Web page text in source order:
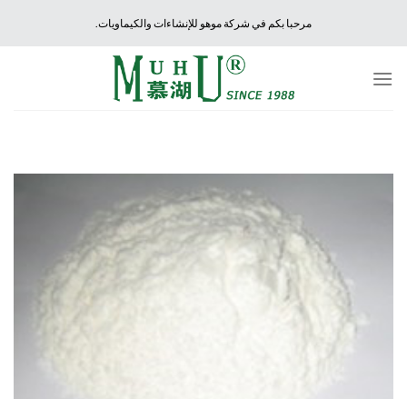
مرحبا بكم في شركة موهو للإنشاءات والكيماويات.